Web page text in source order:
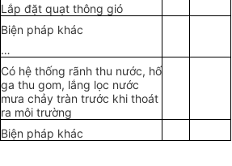
Lắp đặt quạt thông gió
Biện pháp khác
…
Có hệ thống rãnh thu nước, hố
ga thu gom, lắng lọc nước
mưa chảy tràn trước khi thoát
ra môi trường
Biện pháp khác